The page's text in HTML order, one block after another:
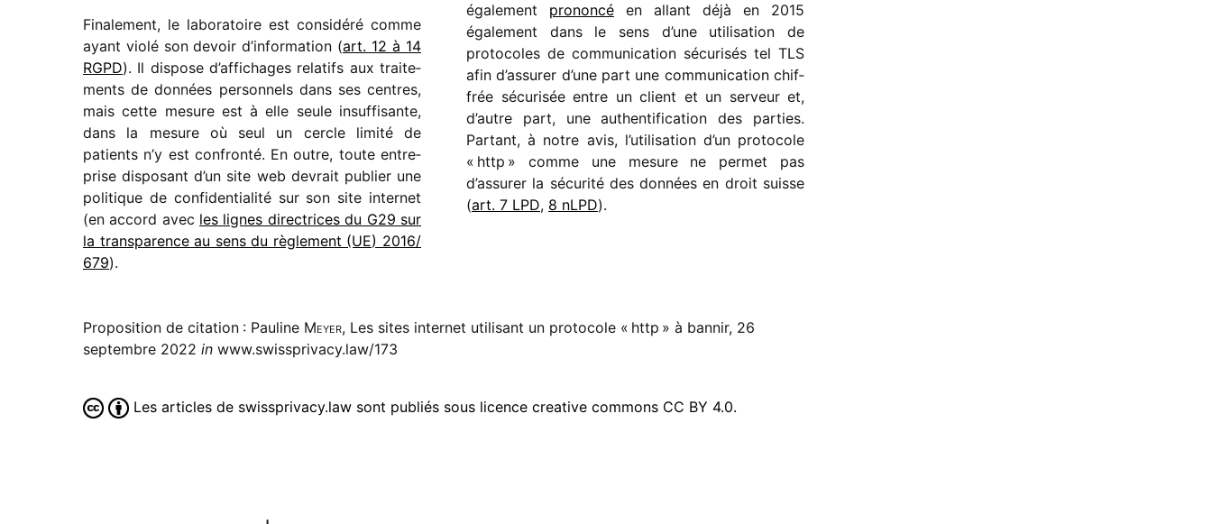
Finalement, le labo­ra­toire est consi­déré comme
ayant violé son devoir d’information (art. 12 à 14
RGPD). Il dispose d’affichages rela­tifs aux trai­te­
ments de données person­nels dans ses centres,
mais cette mesure est à elle seule insuf­fi­sante,
dans la mesure où seul un cercle limité de
patients n’y est confronté. En outre, toute entre­
prise dispo­sant d’un site web devrait publier une
poli­tique de confi­den­tia­lité sur son site inter­net
(en accord avec les lignes direc­trices du G29 sur
la trans­pa­rence au sens du règle­ment (UE) 2016/​
679).
égale­ment prononcé en allant déjà en 2015
égale­ment dans le sens d’une utili­sa­tion de
proto­coles de commu­ni­ca­tion sécu­ri­sés tel TLS
afin d’assurer d’une part une commu­ni­ca­tion chif­
frée sécu­ri­sée entre un client et un serveur et,
d’autre part, une authen­ti­fi­ca­tion des parties.
Partant, à notre avis, l’utilisation d’un proto­cole
« http » comme une mesure ne permet pas
d’assurer la sécu­rité des données en droit suisse
(art. 7 LPD, 8 nLPD).
Proposition de citation : Pauline Meyer, Les sites internet utilisant un protocole « http » à bannir, 26
septembre 2022 in www.swissprivacy.law/173
Les articles de swissprivacy.law sont publiés sous licence creative commons CC BY 4.0.